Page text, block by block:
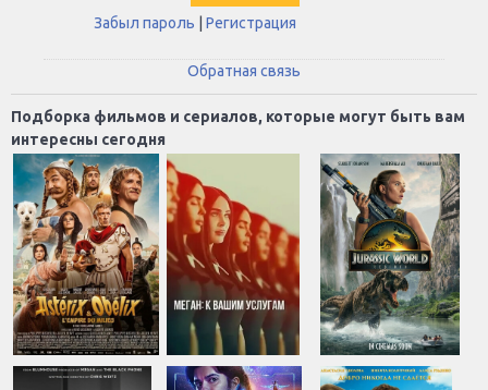
Забыл пароль
Регистрация
Обратная связь
Подборка фильмов и сериалов, которые могут быть вам
интересны сегодня